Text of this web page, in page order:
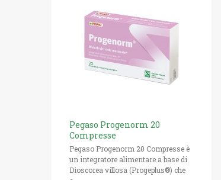
Pegaso Progenorm 20
Compresse
Pegaso Progenorm 20 Compresse è
un integratore alimentare a base di
Dioscorea villosa (Progeplus®) che